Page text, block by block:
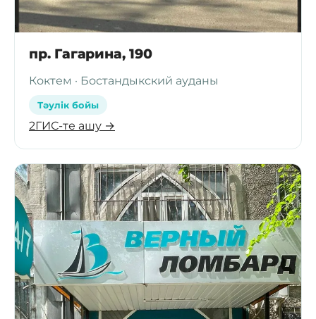
пр. Гагарина, 190
Коктем · Бостандыкский ауданы
Тәулік бойы
2ГИС-те ашу →